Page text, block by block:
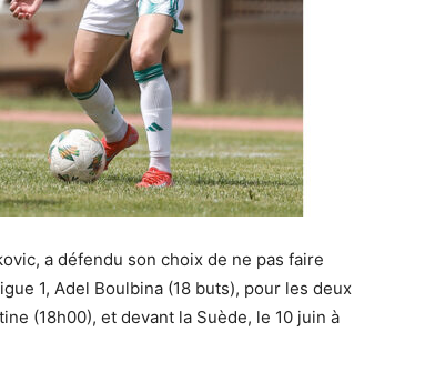
a défendu son choix de ne pas faire
1, Adel Boulbina (18 buts), pour les deux
(18h00), et devant la Suède, le 10 juin à